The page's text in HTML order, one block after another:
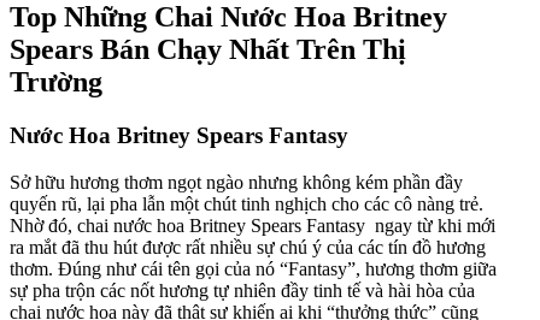
Top Những Chai Nước Hoa Britney
Spears Bán Chạy Nhất Trên Thị
Trường
Nước Hoa Britney Spears Fantasy
Sở hữu hương thơm ngọt ngào nhưng không kém phần đầy
quyến rũ, lại pha lẫn một chút tinh nghịch cho các cô nàng trẻ.
Nhờ đó, chai nước hoa Britney Spears Fantasy ngay từ khi mới
ra mắt đã thu hút được rất nhiều sự chú ý của các tín đồ hương
thơm. Đúng như cái tên gọi của nó “Fantasy”, hương thơm giữa
sự pha trộn các nốt hương tự nhiên đầy tinh tế và hài hòa của
chai nước hoa này đã thật sự khiến ai khi “thưởng thức” cũng